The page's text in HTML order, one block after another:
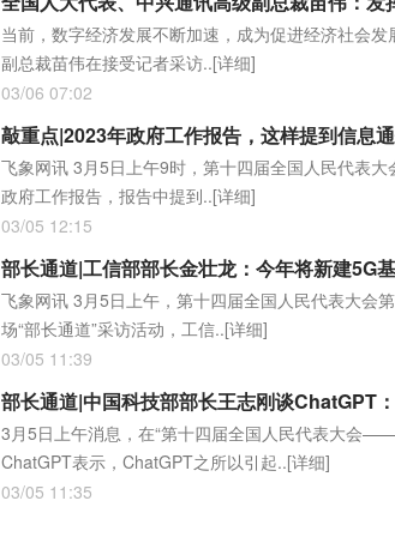
当前，数字经济发展不断加速，成为促进经济社会
副总裁苗伟在接受记者采访..[详细]
03/06 07:02
敲重点|2023年政府工作报告，这样提到信息
飞象网讯 3月5日上午9时，第十四届全国人民代表
政府工作报告，报告中提到..[详细]
03/05 12:15
部长通道|工信部部长金壮龙：今年将新建5G
飞象网讯 3月5日上午，第十四届全国人民代表大会
场“部长通道”采访活动，工信..[详细]
03/05 11:39
部长通道|中国科技部部长王志刚谈ChatGPT
3月5日上午消息，在“第十四届全国人民代表大会
ChatGPT表示，ChatGPT之所以引起..[详细]
03/05 11:35